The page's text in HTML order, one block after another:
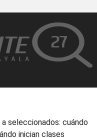
seleccionados: cuándo
inician clases